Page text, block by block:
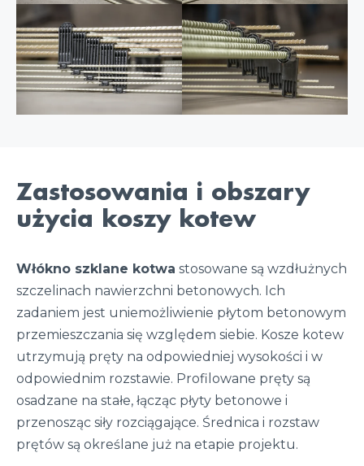
Zastosowania i obszary
użycia koszy kotew
Włókno szklane kotwa stosowane są wzdłużnych
szczelinach nawierzchni betonowych. Ich
zadaniem jest uniemożliwienie płytom betonowym
przemieszczania się względem siebie. Kosze kotew
utrzymują pręty na odpowiedniej wysokości i w
odpowiednim rozstawie. Profilowane pręty są
osadzane na stałe, łącząc płyty betonowe i
przenosząc siły rozciągające. Średnica i rozstaw
prętów są określane już na etapie projektu.